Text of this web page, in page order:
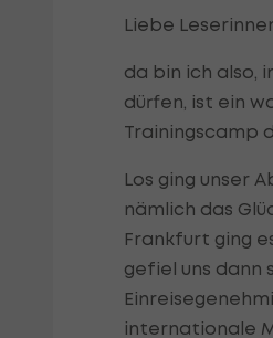
Liebe
da bin ich also,
dürfen, ist ein
Trainingscamp
Los ging unser
nämlich das
Frankfurt ging
gefiel uns dann
internationale